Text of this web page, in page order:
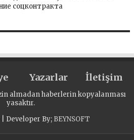
соцконтракта
Yazarlar İletişim
almadan haberlerin kopyalanması
yasaktır.
| Developer By; BEYNSOFT